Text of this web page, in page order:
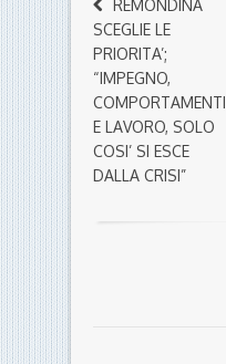
REMONDINA
SCEGLIE LE
PRIORITA’;
“IMPEGNO,
COMPORTAMENTI
E LAVORO, SOLO
COSI’ SI ESCE
DALLA CRISI”